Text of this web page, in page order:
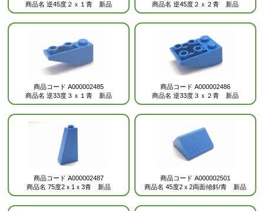
商品名 逆45度２ｘ１青 新品
商品名 逆45度２ｘ２青 新品
商品コード A000002485
商品名 逆33度３ｘ１青 新品
商品コード A000002486
商品名 逆33度３ｘ２青 新品
商品コード A000002487
商品名 75度2ｘ1ｘ3青 新品
商品コード A000002501
商品名 45度2ｘ2両面傾斜/青 新品